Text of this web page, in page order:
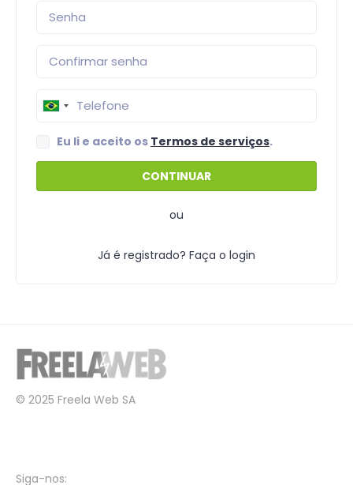
Eu li e aceito os Termos de serviços.
ou
Já é registrado? Faça o login
© 2025 Freela Web SA
Siga-nos: